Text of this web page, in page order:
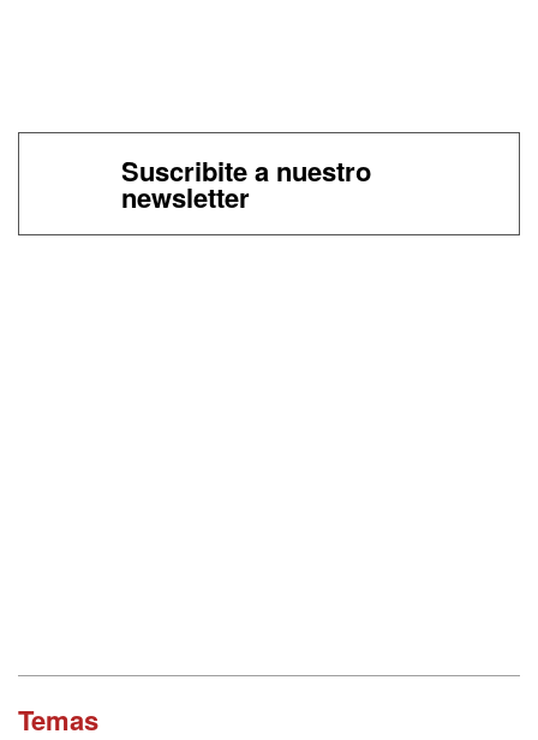
Suscribite a nuestro
newsletter
Temas